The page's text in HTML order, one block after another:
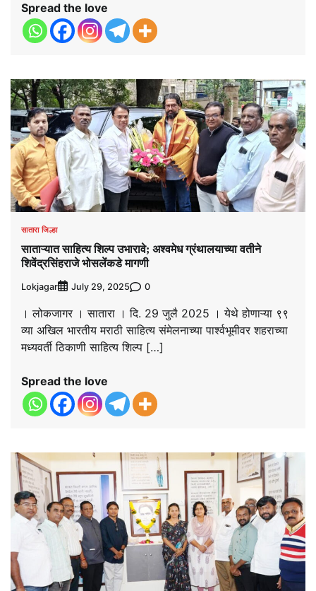
Spread the love
सातारा जिल्हा
साताऱ्यात साहित्य शिल्प उभारावे; अश्वमेध ग्रंथालयाच्या वतीने
शिवेंद्रसिंहराजे भोसलेंकडे मागणी
Lokjagar July 29, 2025 0
। लोकजागर । सातारा । दि. 29 जुलै 2025 । येथे होणाऱ्या ९९
व्या अखिल भारतीय मराठी साहित्य संमेलनाच्या पार्श्वभूमीवर शहराच्या
मध्यवर्ती ठिकाणी साहित्य शिल्प […]
Spread the love